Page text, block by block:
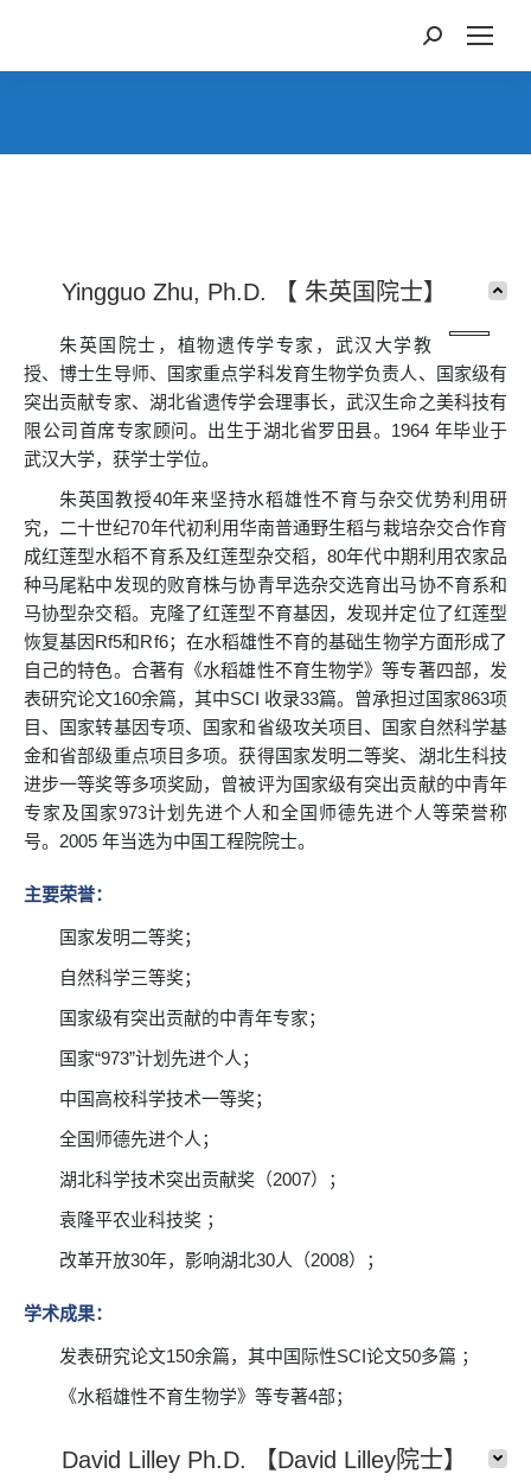
Yingguo Zhu, Ph.D. 【 朱英国院士】
朱英国院士，植物遗传学专家，武汉大学教
授、博士生导师、国家重点学科发育生物学负责人、国家级有
突出贡献专家、湖北省遗传学会理事长，武汉生命之美科技有
限公司首席专家顾问。出生于湖北省罗田县。1964 年毕业于
武汉大学，获学士学位。
朱英国教授40年来坚持水稻雄性不育与杂交优势利用研
究，二十世纪70年代初利用华南普通野生稻与栽培杂交合作育
成红莲型水稻不育系及红莲型杂交稻，80年代中期利用农家品
种马尾粘中发现的败育株与协青早选杂交选育出马协不育系和
马协型杂交稻。克隆了红莲型不育基因，发现并定位了红莲型
恢复基因Rf5和Rf6；在水稻雄性不育的基础生物学方面形成了
自己的特色。合著有《水稻雄性不育生物学》等专著四部，发
表研究论文160余篇，其中SCI 收录33篇。曾承担过国家863项
目、国家转基因专项、国家和省级攻关项目、国家自然科学基
金和省部级重点项目多项。获得国家发明二等奖、湖北生科技
进步一等奖等多项奖励，曾被评为国家级有突出贡献的中青年
专家及国家973计划先进个人和全国师德先进个人等荣誉称
号。2005 年当选为中国工程院院士。
主要荣誉：
国家发明二等奖；
自然科学三等奖；
国家级有突出贡献的中青年专家；
国家“973”计划先进个人；
中国高校科学技术一等奖；
全国师德先进个人；
湖北科学技术突出贡献奖（2007）；
袁隆平农业科技奖 ；
改革开放30年，影响湖北30人（2008）；
学术成果：
发表研究论文150余篇，其中国际性SCI论文50多篇 ；
《水稻雄性不育生物学》等专著4部；
David Lilley Ph.D. 【David Lilley院士】